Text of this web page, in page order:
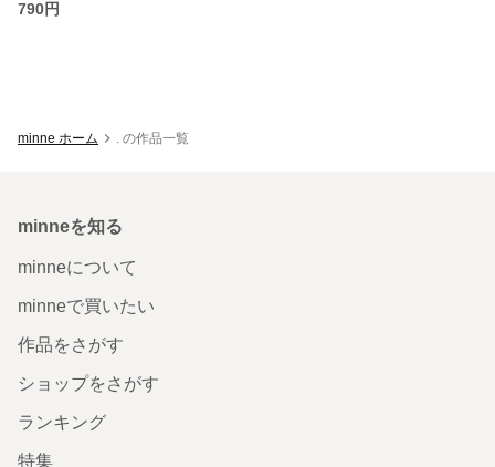
790円
minne ホーム . の作品一覧
minneを知る
minneについて
minneで買いたい
作品をさがす
ショップをさがす
ランキング
特集